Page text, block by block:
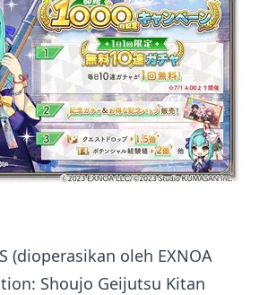
(dioperasikan oleh EXNOA
Shoujo Geijutsu Kitan